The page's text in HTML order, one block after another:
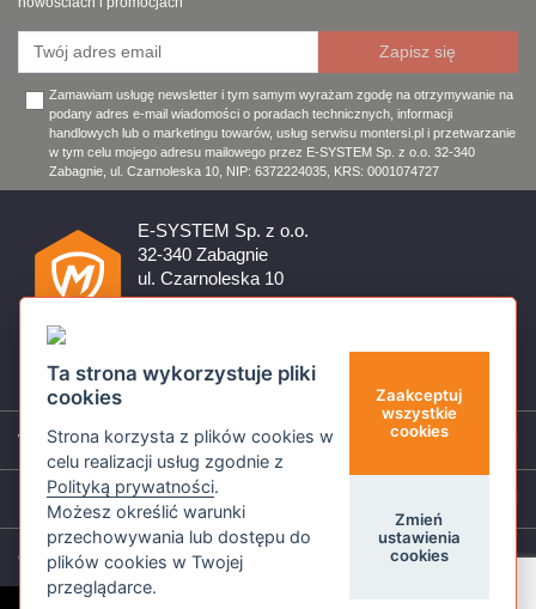
Zamawiam usługę newsletter i tym samym wyrażam zgodę na otrzymywanie na
podany adres e-mail wiadomości o poradach technicznych, informacji
handlowych lub o marketingu towarów, usług serwisu montersi.pl i przetwarzanie
w tym celu mojego adresu mailowego przez E-SYSTEM Sp. z o.o. 32-340
Zabagnie, ul. Czarnoleska 10, NIP: 6372224035, KRS: 0001074727
Firma czynna od poniedziałku do piątku w godzinach 8:00 –
E-SYSTEM Sp. z o.o.
32-340 Zabagnie
ul. Czarnoleska 10
sklep@montersi.pl
Wsparcie
Informacje
O nas
Ta strona wykorzystuje pliki
cookies
Strona korzysta z plików cookies w
celu realizacji usług zgodnie z
Polityką prywatności.
Możesz określić warunki
przechowywania lub dostępu do
plików cookies w Twojej
przeglądarce.
Zaakceptuj
wszystkie
cookies
Zmień
ustawienia
cookies